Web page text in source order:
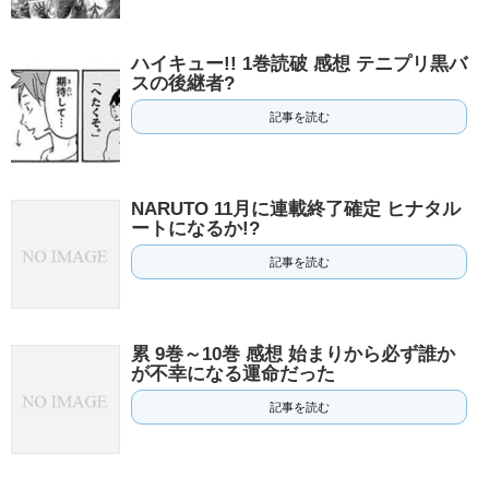
ハイキュー!! 1巻読破 感想 テニプリ黒バ
スの後継者?
記事を読む
NARUTO 11月に連載終了確定 ヒナタル
ートになるか!?
記事を読む
累 9巻～10巻 感想 始まりから必ず誰か
が不幸になる運命だった
記事を読む